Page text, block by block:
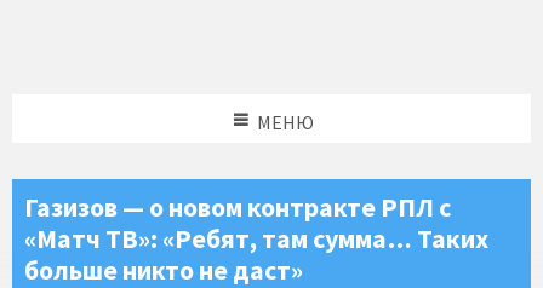
МЕНЮ
Газизов — о новом контракте РПЛ с
«Матч ТВ»: «Ребят, там сумма… Таких
больше никто не даст»